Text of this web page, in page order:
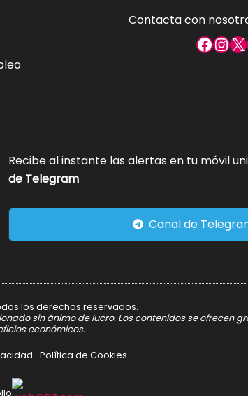
Contacta con
X
Recibe al instante las alertas en tu móvil
de Telegram
Canal de
los derechos reservados.
sin ánimo de lucro. Los contenidos se ofrecen
económicos.
Política de Cookies